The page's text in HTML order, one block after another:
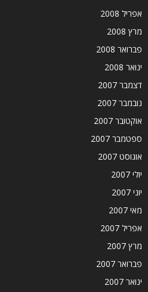
אפריל 2008
מרץ 2008
פברואר 2008
ינואר 2008
דצמבר 2007
נובמבר 2007
אוקטובר 2007
ספטמבר 2007
אוגוסט 2007
יולי 2007
יוני 2007
מאי 2007
אפריל 2007
מרץ 2007
פברואר 2007
ינואר 2007